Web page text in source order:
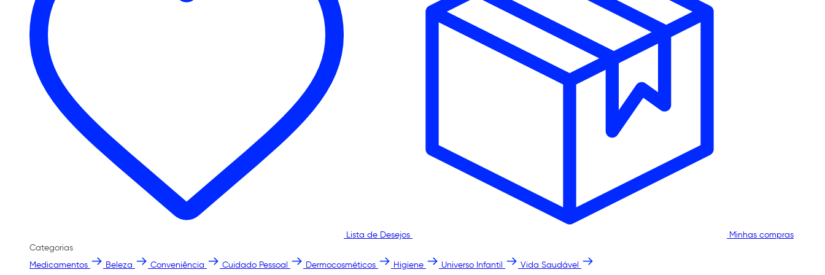
Lista de Desejos
Minhas compras
Categorias
Medicamentos
Beleza Conveniência Cuidado Pessoal Dermocosméticos Higiene Universo Infantil Vida Saudável